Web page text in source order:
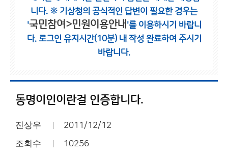
니다. ※ 기상청의 공식적인 답변이 필요한 경우는
'국민참여>민원이용안내 '를 이용하시기 바랍니
다. 로그인 유지시간(10분) 내 작성 완료하여 주시기
바랍니다.
동명이인이란걸 인증합니다.
진상우 2011/12/12
조회수 10256